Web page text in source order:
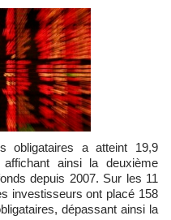
ainsi la deuxième
depuis 2007. Sur les 11
investisseurs ont placé 158
dépassant ainsi la